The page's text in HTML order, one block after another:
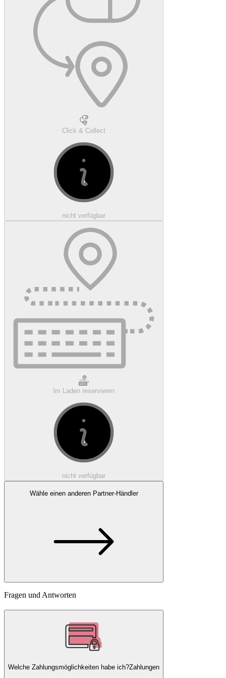
Click & Collect
nicht verfügbar
Im Laden reservieren
nicht verfügbar
Wähle einen anderen Partner-Händler
Fragen und Antworten
Welche Zahlungsmöglichkeiten habe ich?Zahlungen